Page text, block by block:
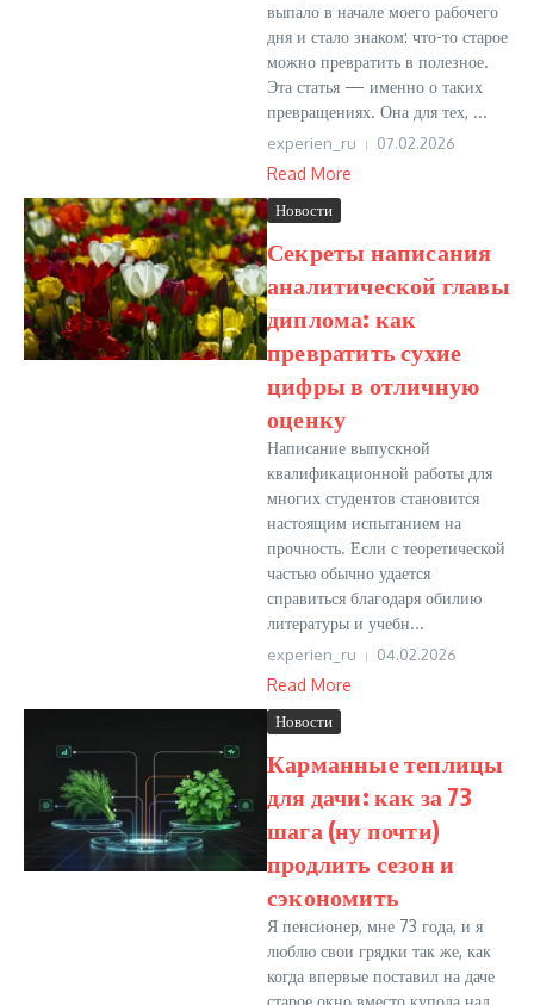
выпало в начале моего рабочего
дня и стало знаком: что-то старое
можно превратить в полезное.
Эта статья — именно о таких
превращениях. Она для тех, ...
experien_ru 07.02.2026
Read More
Новости
Секреты написания
аналитической главы
диплома: как
превратить сухие
цифры в отличную
оценку
Написание выпускной
квалификационной работы для
многих студентов становится
настоящим испытанием на
прочность. Если с теоретической
частью обычно удается
справиться благодаря обилию
литературы и учебн...
experien_ru 04.02.2026
Read More
Новости
Карманные теплицы
для дачи: как за 73
шага (ну почти)
продлить сезон и
сэкономить
Я пенсионер, мне 73 года, и я
люблю свои грядки так же, как
когда впервые поставил на даче
старое окно вместо купола над